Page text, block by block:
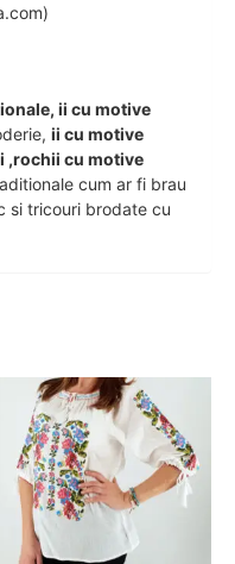
ii cu motive
ii cu motive
,rochii cu motive
cum ar fi brau
si tricouri brodate cu